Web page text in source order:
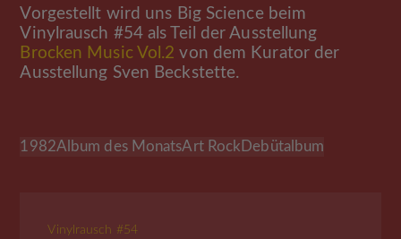
Vorgestellt wird uns Big Science beim
Vinylrausch #54 als Teil der Ausstellung
Brocken Music Vol.2 von dem Kurator der
Ausstellung Sven Beckstette.
1982Album des MonatsArt Rock Debütalbum
Vinylrausch #54